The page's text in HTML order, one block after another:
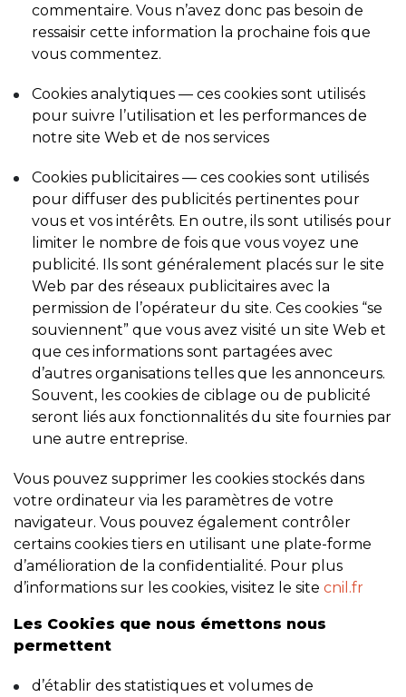
commentaire. Vous n’avez donc pas besoin de
ressaisir cette information la prochaine fois que
vous commentez.
Cookies analytiques — ces cookies sont utilisés
pour suivre l’utilisation et les performances de
notre site Web et de nos services
Cookies publicitaires — ces cookies sont utilisés
pour diffuser des publicités pertinentes pour
vous et vos intérêts. En outre, ils sont utilisés pour
limiter le nombre de fois que vous voyez une
publicité. Ils sont généralement placés sur le site
Web par des réseaux publicitaires avec la
permission de l’opérateur du site. Ces cookies “se
souviennent” que vous avez visité un site Web et
que ces informations sont partagées avec
d’autres organisations telles que les annonceurs.
Souvent, les cookies de ciblage ou de publicité
seront liés aux fonctionnalités du site fournies par
une autre entreprise.
Vous pouvez supprimer les cookies stockés dans
votre ordinateur via les paramètres de votre
navigateur. Vous pouvez également contrôler
certains cookies tiers en utilisant une plate-forme
d’amélioration de la confidentialité. Pour plus
d’informations sur les cookies, visitez le site cnil.fr
Les Cookies que nous émettons nous
permettent
d’établir des statistiques et volumes de